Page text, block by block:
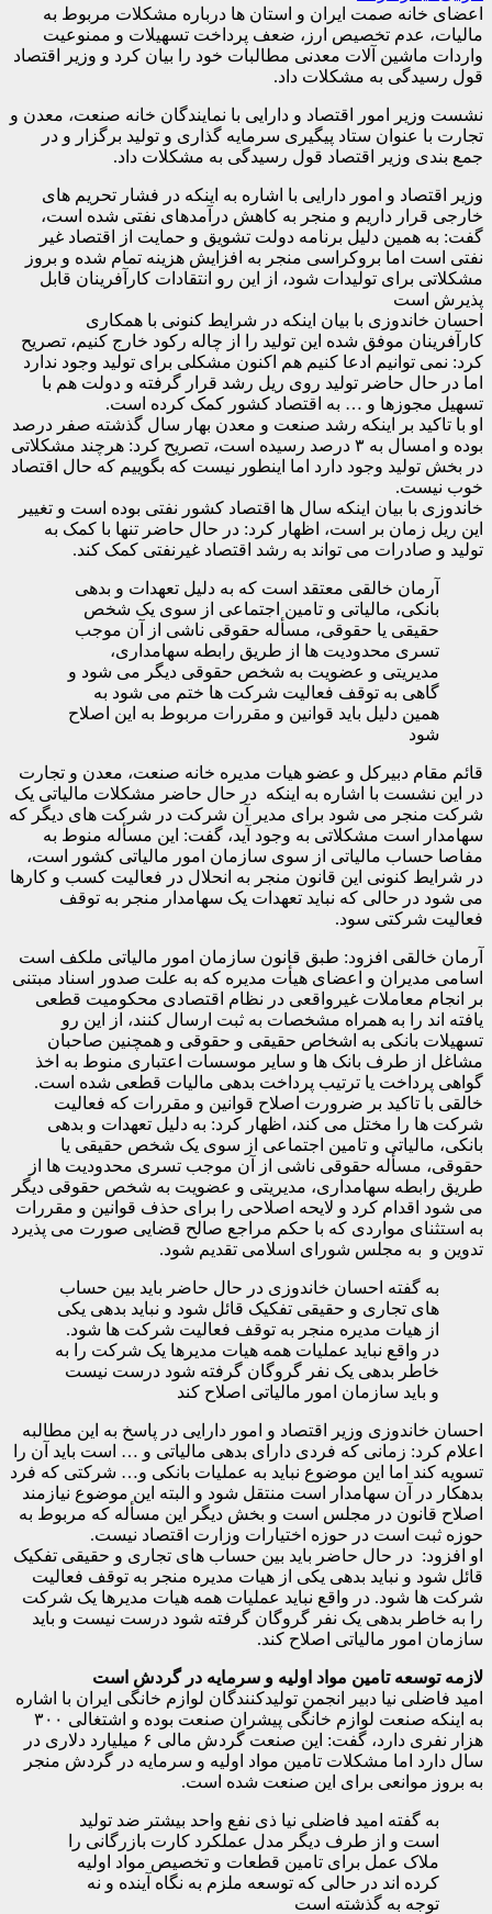
اعضای خانه صمت ایران و استان ها درباره مشکلات مربوط به
مالیات، عدم تخصیص ارز، ضعف پرداخت تسهیلات و ممنوعیت
واردات ماشین آلات معدنی مطالبات خود را بیان کرد و وزیر اقتصاد
قول رسیدگی به مشکلات داد.
نشست وزیر امور اقتصاد و دارایی با نمایندگان خانه صنعت، معدن و
تجارت با عنوان ستاد پیگیری سرمایه گذاری و تولید برگزار و در
جمع بندی وزیر اقتصاد قول رسیدگی به مشکلات داد.
وزیر اقتصاد و امور دارایی با اشاره به اینکه در فشار تحریم های
خارجی قرار داریم و منجر به کاهش درآمدهای نفتی شده است،
گفت: به همین دلیل برنامه دولت تشویق و حمایت از اقتصاد غیر
نفتی است اما بروکراسی منجر به افزایش هزینه تمام شده و بروز
مشکلاتی برای تولیدات شود، از این رو انتقادات کارآفرینان قابل
پذیرش است
احسان خاندوزی با بیان اینکه در شرایط کنونی با همکاری
کارآفرینان موفق شده این تولید را از چاله رکود خارج کنیم، تصریح
کرد: نمی توانیم ادعا کنیم هم اکنون مشکلی برای تولید وجود ندارد
اما در حال حاضر تولید روی ریل رشد قرار گرفته و دولت هم با
تسهیل مجوزها و … به اقتصاد کشور کمک کرده است.
او با تاکید بر اینکه رشد صنعت و معدن بهار سال گذشته صفر درصد
بوده و امسال به ۳ درصد رسیده است، تصریح کرد: هرچند مشکلاتی
در بخش تولید وجود دارد اما اینطور نیست که بگوییم که حال اقتصاد
خوب نیست.
خاندوزی با بیان اینکه سال ها اقتصاد کشور نفتی بوده است و تغییر
این ریل زمان بر است، اظهار کرد: در حال حاضر تنها با کمک به
تولید و صادرات می تواند به رشد اقتصاد غیرنفتی کمک کند.
آرمان خالقی معتقد است که به دلیل تعهدات و بدهی
بانکی، مالیاتی و تامین اجتماعی از سوی یک شخص
حقیقی یا حقوقی، مسأله حقوقی ناشی از آن موجب
تسری محدودیت ها از طریق رابطه سهامداری،
مدیریتی و عضویت به شخص حقوقی دیگر می شود و
گاهی به توقف فعالیت شرکت ها ختم می شود به
همین دلیل باید قوانین و مقررات مربوط به این اصلاح
شود
قائم مقام دبیرکل و عضو هیات مدیره خانه صنعت، معدن و تجارت
در این نشست با اشاره به اینکه در حال حاضر مشکلات مالیاتی یک
شرکت منجر می شود برای مدیر آن شرکت در شرکت های دیگر که
سهامدار است مشکلاتی به وجود آید، گفت: این مسأله منوط به
مفاصا حساب مالیاتی از سوی سازمان امور مالیاتی کشور است،
در شرایط کنونی این قانون منجر به انحلال در فعالیت کسب و کارها
می شود در حالی که نباید تعهدات یک سهامدار منجر به توقف
فعالیت شرکتی سود.
آرمان خالقی افزود: طبق قانون سازمان امور مالیاتی ملکف است
اسامی مدیران و اعضای هیأت مدیره که به علت صدور اسناد مبتنی
بر انجام معاملات غیرواقعی در نظام اقتصادی محکومیت قطعی
یافته اند را به همراه مشخصات به ثبت ارسال کنند، از این رو
تسهیلات بانکی به اشخاص حقیقی و حقوقی و همچنین صاحبان
مشاغل از طرف بانک ها و سایر موسسات اعتباری منوط به اخذ
گواهی پرداخت یا ترتیب پرداخت بدهی مالیات قطعی شده است.
خالقی با تاکید بر ضرورت اصلاح قوانین و مقررات که فعالیت
شرکت ها را مختل می کند، اظهار کرد: به دلیل تعهدات و بدهی
بانکی، مالیاتی و تامین اجتماعی از سوی یک شخص حقیقی یا
حقوقی، مسأله حقوقی ناشی از آن موجب تسری محدودیت ها از
طریق رابطه سهامداری، مدیریتی و عضویت به شخص حقوقی دیگر
می شود اقدام کرد و لایحه اصلاحی را برای حذف قوانین و مقررات
به استثنای مواردی که با حکم مراجع صالح قضایی صورت می پذیرد
تدوین و به مجلس شورای اسلامی تقدیم شود.
به گفته احسان خاندوزی در حال حاضر باید بین حساب
های تجاری و حقیقی تفکیک قائل شود و نباید بدهی یکی
از هیات مدیره منجر به توقف فعالیت شرکت ها شود.
در واقع نباید عملیات همه هیات مدیرها یک شرکت را به
خاطر بدهی یک نفر گروگان گرفته شود درست نیست
و باید سازمان امور مالیاتی اصلاح کند
احسان خاندوزی وزیر اقتصاد و امور دارایی در پاسخ به این مطالبه
اعلام کرد: زمانی که فردی دارای بدهی مالیاتی و … است باید آن را
تسویه کند اما این موضوع نباید به عملیات بانکی و… شرکتی که فرد
بدهکار در آن سهامدار است منتقل شود و البته این موضوع نیازمند
اصلاح قانون در مجلس است و بخش دیگر این مسأله که مربوط به
حوزه ثبت است در حوزه اختیارات وزارت اقتصاد نیست.
او افزود: در حال حاضر باید بین حساب های تجاری و حقیقی تفکیک
قائل شود و نباید بدهی یکی از هیات مدیره منجر به توقف فعالیت
شرکت ها شود. در واقع نباید عملیات همه هیات مدیرها یک شرکت
را به خاطر بدهی یک نفر گروگان گرفته شود درست نیست و باید
سازمان امور مالیاتی اصلاح کند.
لازمه توسعه تامین مواد اولیه و سرمایه در گردش است
امید فاضلی نیا دبیر انجمن تولیدکنندگان لوازم خانگی ایران با اشاره
به اینکه صنعت لوازم خانگی پیشران صنعت بوده و اشتغالی ۳۰۰
هزار نفری دارد، گفت: این صنعت گردش مالی ۶ میلیارد دلاری در
سال دارد اما مشکلات تامین مواد اولیه و سرمایه در گردش منجر
به بروز موانعی برای این صنعت شده است.
به گفته امید فاضلی نیا ذی نفع واحد بیشتر ضد تولید
است و از طرف دیگر مدل عملکرد کارت بازرگانی را
ملاک عمل برای تامین قطعات و تخصیص مواد اولیه
کرده اند در حالی که توسعه ملزم به نگاه آینده و نه
توجه به گذشته است